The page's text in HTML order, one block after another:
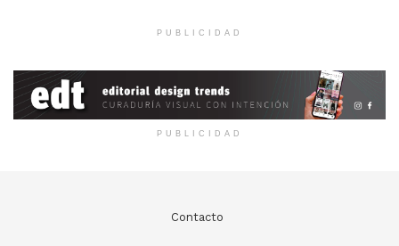
PUBLICIDAD
PUBLICIDAD
Contacto